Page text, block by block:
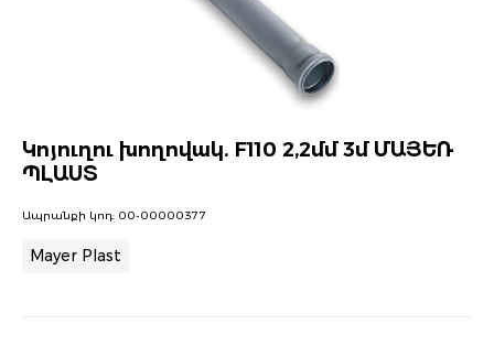
Կոյուղու խողովակ. F110 2,2մմ 3մ ՄԱՅԵՌ
ՊԼԱՍՏ
Ապրանքի կոդ: 00-00000377
Mayer Plast